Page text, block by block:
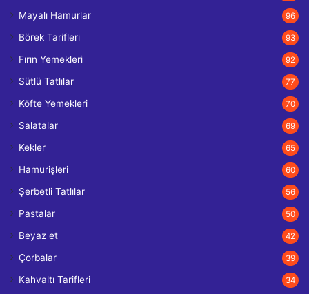
Mayalı Hamurlar 96
Börek Tarifleri 93
Fırın Yemekleri 92
Sütlü Tatlılar 77
Köfte Yemekleri 70
Salatalar 69
Kekler 65
Hamurişleri 60
Şerbetli Tatlılar 56
Pastalar 50
Beyaz et 42
Çorbalar 39
Kahvaltı Tarifleri 34